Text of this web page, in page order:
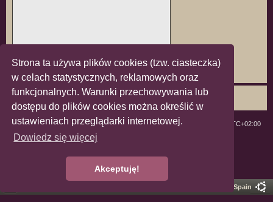
Strona ta używa plików cookies (tzw. ciasteczka)
w celach statystycznych, reklamowych oraz
funkcjonalnych. Warunki przechowywania lub
dostępu do plików cookies można określić w
ustawieniach przeglądarki internetowej.
Dowiedz się więcej
Akceptuję!
ForumLGBT Strefa czasowa UTC+02:00
Technologię dostarcza
Polski pakiet językowy dostarcza
Zasady ochrony danych osobowych
phpBB Spain